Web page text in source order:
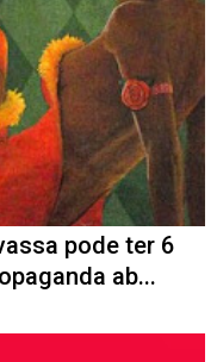
pode ter 6
ab...